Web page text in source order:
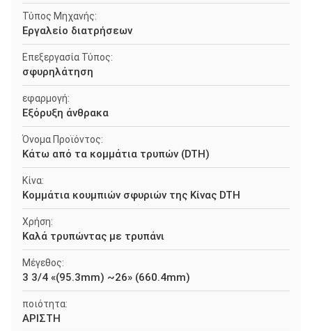
Τύπος Μηχανής:
Εργαλείο διατρήσεων
Επεξεργασία Τύπος:
σφυρηλάτηση
εφαρμογή:
Εξόρυξη άνθρακα
Όνομα Προϊόντος:
Κάτω από τα κομμάτια τρυπών (DTH)
Κίνα:
Κομμάτια κουμπιών σφυριών της Κίνας DTH
Χρήση:
Καλά τρυπώντας με τρυπάνι
Μέγεθος:
3 3/4 «(95.3mm) ~26» (660.4mm)
ποιότητα:
ΑΡΙΣΤΗ